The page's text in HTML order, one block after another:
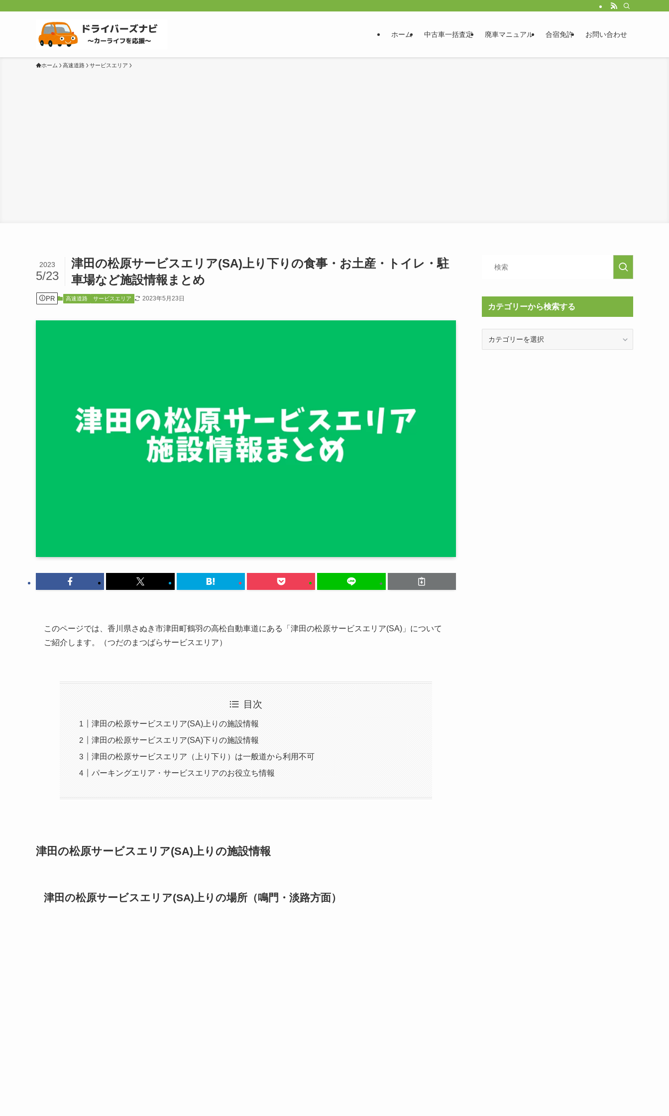
ホーム 中古車一括査定 廃車マニュアル 合宿免許 お問い合わせ
ホーム 高速道路 サービスエリア
津田の松原サービスエリア(SA)上り下りの食事・お土産・トイレ・駐
車場など施設情報まとめ
2023
5/23
PR 高速道路 サービスエリア 2023年5月23日
このページでは、香川県さぬき市津田町鶴羽の高松自動車道にある「津田の松原サービスエリア(SA)」について
ご紹介します。（つだのまつばらサービスエリア）
目次
津田の松原サービスエリア(SA)上りの施設情報
津田の松原サービスエリア(SA)下りの施設情報
津田の松原サービスエリア（上り下り）は一般道から利用不可
パーキングエリア・サービスエリアのお役立ち情報
津田の松原サービスエリア(SA)上りの施設情報
津田の松原サービスエリア(SA)上りの場所（鳴門・淡路方面）
カテゴリーから検索する